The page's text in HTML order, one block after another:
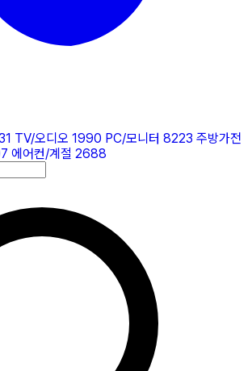
TV/오디오 1990 PC/모니터 8223 주방가전
에어컨/계절 2688